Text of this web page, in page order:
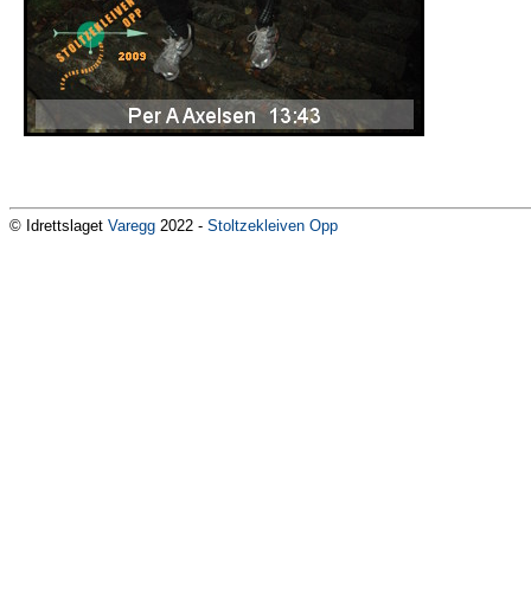
© Idrettslaget Varegg 2022 - Stoltzekleiven Opp